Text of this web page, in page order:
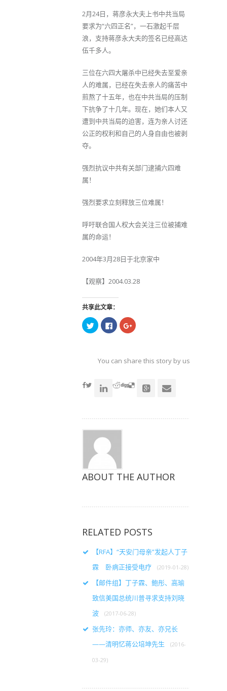
2月24日，蒋彦永大夫上书中共当局
要求为“六四正名”，一石激起千层
浪，支持蒋彦永大夫的签名已经高达
伍千多人。
三位在六四大屠杀中已经失去至爱亲
人的难属，已经在失去亲人的痛苦中
煎熬了十五年，也在中共当局的压制
下抗争了十几年。现在，她们本人又
遭到中共当局的迫害，连为亲人讨还
公正的权利和自己的人身自由也被剥
夺。
强烈抗议中共有关部门逮捕六四难
属！
强烈要求立刻释放三位难属！
呼吁联合国人权大会关注三位被捕难
属的命运！
2004年3月28日于北京家中
【观察】2004.03.28
共享此文章：
点
击
共
享
窗
口
点
击
共
享
窗
口
点
击
共
享
窗
口
You can share this story by using your
ABOUT THE AUTHOR
RELATED POSTS
【RFA】“天安门母亲”发起人丁子
霖 卧病正接受电疗
(2019-01-28)
【邮件组】丁子霖、鲍彤、高瑜
致信美国总统川普寻求支持刘晓
波
(2017-06-28)
张先玲：亦师、亦友、亦兄长
——清明忆蒋公培坤先生
(2016-
03-29)